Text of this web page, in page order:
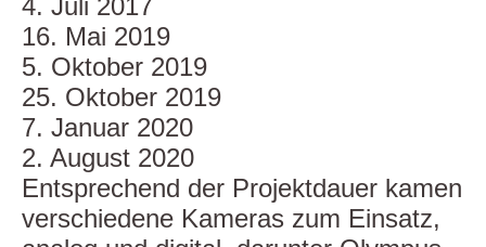
4. Juli 2017
16. Mai 2019
5. Oktober 2019
25. Oktober 2019
7. Januar 2020
2. August 2020
Entsprechend der Projektdauer kamen
verschiedene Kameras zum Einsatz,